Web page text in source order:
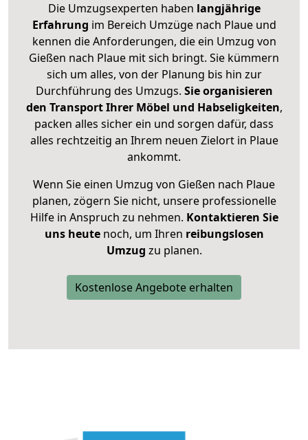
Die Umzugsexperten haben langjährige
Erfahrung im Bereich Umzüge nach Plaue und
kennen die Anforderungen, die ein Umzug von
Gießen nach Plaue mit sich bringt. Sie kümmern
sich um alles, von der Planung bis hin zur
Durchführung des Umzugs. Sie organisieren
den Transport Ihrer Möbel und Habseligkeiten,
packen alles sicher ein und sorgen dafür, dass
alles rechtzeitig an Ihrem neuen Zielort in Plaue
ankommt.
Wenn Sie einen Umzug von Gießen nach Plaue
planen, zögern Sie nicht, unsere professionelle
Hilfe in Anspruch zu nehmen. Kontaktieren Sie
uns heutenoch, um Ihren reibungslosen
Umzug zu planen.
Kostenlose Angebote erhalten